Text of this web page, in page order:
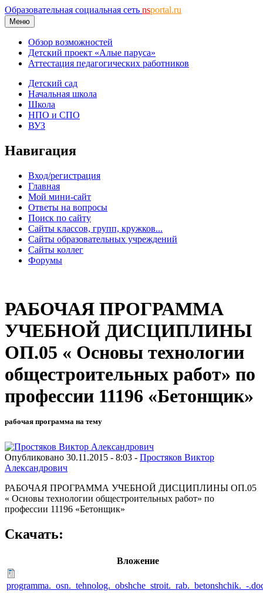
Образовательная социальная сеть nsportal.ru
Меню
Обзор возможностей
Детский проект «Алые паруса»
Аттестация педагогических работников
Детский сад
Начальная школа
Школа
НПО и СПО
ВУЗ
Навигация
Вход/регистрация
Главная
Мой мини-сайт
Ответы на вопросы
Поиск по сайту
Сайты классов, групп, кружков...
Сайты образовательных учреждений
Сайты коллег
Форумы
РАБОЧАЯ ПРОГРАММА
УЧЕБНОЙ ДИСЦИПЛИНЫ
ОП.05 « Основы технологии
общестроительных работ» по
профессии 11196 «Бетонщик»
рабочая программа на тему
Опубликовано 30.11.2015 - 8:03 - Простяков Виктор
Александрович
РАБОЧАЯ ПРОГРАММА УЧЕБНОЙ ДИСЦИПЛИНЫ ОП.05
« Основы технологии общестроительных работ» по
профессии 11196 «Бетонщик»
Скачать:
Вложение
programma._osn._tehnolog._obshche_stroit._rab._betonshchik._-